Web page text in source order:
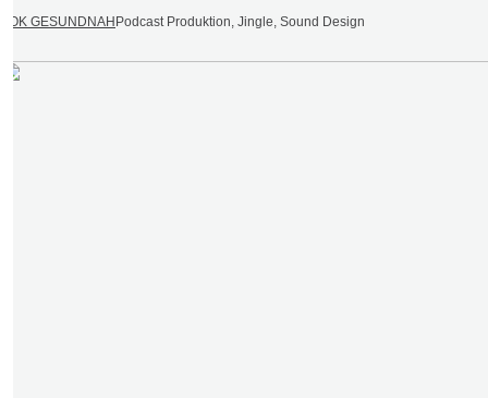
AOK GESUNDNAH Podcast Produktion, Jingle, Sound Design